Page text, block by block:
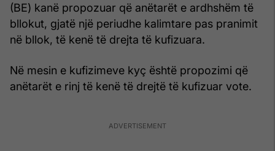
(BE) kanë propozuar që anëtarët e ardhshëm të
bllokut, gjatë një periudhe kalimtare pas pranimit
në bllok, të kenë të drejta të kufizuara.
Në mesin e kufizimeve kyç është propozimi që
anëtarët e rinj të kenë të drejtë të kufizuar vote.